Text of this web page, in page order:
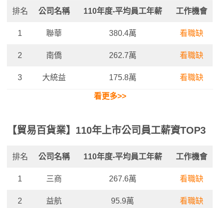
排名 公司名稱 110年度-平均員工年薪 工作機會
1 聯華 380.4萬 看職缺
2 南僑 262.7萬 看職缺
3 大統益 175.8萬 看職缺
看更多>>
【貿易百貨業】110年上市公司員工薪資TOP3
排名 公司名稱 110年度-平均員工年薪 工作機會
1 三商 267.6萬 看職缺
2 益航 95.9萬 看職缺